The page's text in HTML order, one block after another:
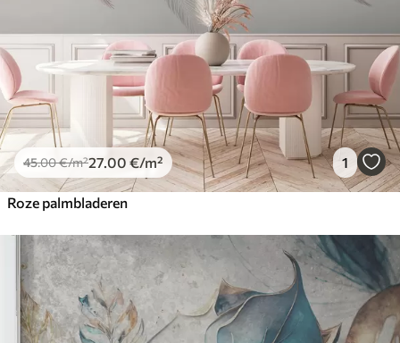
45.00€/m²27.00 €/m² 1
Roze palmbladeren